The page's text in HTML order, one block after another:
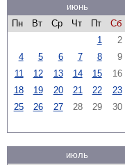
июнь
Пн
Вт Ср Чт Пт Сб
1
2
4
5 6 7 8 9
11
12 13 14 15 16
18
19 20 21 22 23
25
26 27 28 29 30
июль